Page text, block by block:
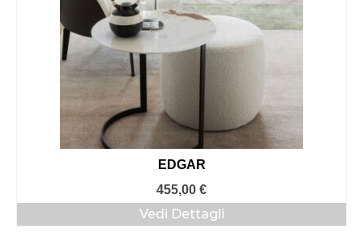
EDGAR
455,00 €
Vedi Dettagli